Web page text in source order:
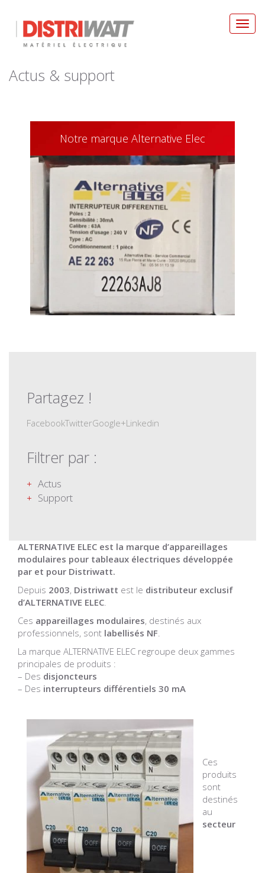
Actus & support
Notre marque Alternative Elec
Partagez !
FacebookTwitterGoogle+Linkedin
Filtrer par :
Actus
Support
ALTERNATIVE ELEC est la marque d’appareillages
modulaires pour tableaux électriques développée
par et pour Distriwatt.
Depuis 2003, Distriwatt est le distributeur exclusif
d’ALTERNATIVE ELEC.
Ces appareillages modulaires, destinés aux
professionnels, sont labellisés NF.
La marque ALTERNATIVE ELEC regroupe deux gammes
principales de produits :
– Des disjoncteurs
– Des interrupteurs différentiels 30 mA
Ces
produits
sont
destinés
au
secteur